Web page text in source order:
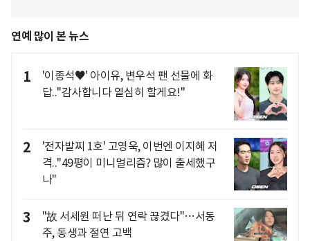
연예 많이 본 뉴스
1
'이종석♥' 아이유, 변우석 팬 선물에 화
답.."감사합니다 열심히 할게요!"
2
'전자발찌 1호' 고영욱, 이번엔 이지혜 저
격.."49평이 미니멀리즘? 많이 출세했구
나"
3
"故 서세원 떠난 뒤 연락 끊겼다"…서동
주, 동생과 절연 고백